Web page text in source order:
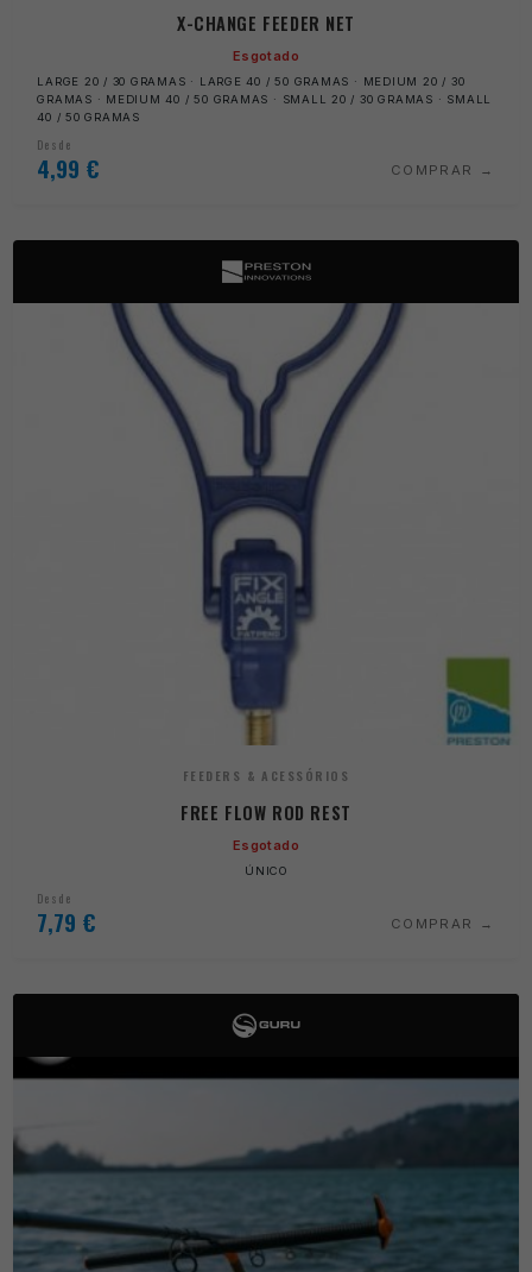
X-CHANGE FEEDER NET
Esgotado
LARGE 20 / 30 GRAMAS · LARGE 40 / 50 GRAMAS · MEDIUM 20 / 30
GRAMAS · MEDIUM 40 / 50 GRAMAS · SMALL 20 / 30 GRAMAS · SMALL
40 / 50 GRAMAS
Desde
4,99 € COMPRAR
FEEDERS & ACESSÓRIOS
FREE FLOW ROD REST
Esgotado
ÚNICO
Desde
7,79 € COMPRAR